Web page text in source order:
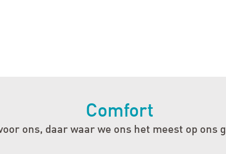
Comfort
ons, daar waar we ons het meest op ons